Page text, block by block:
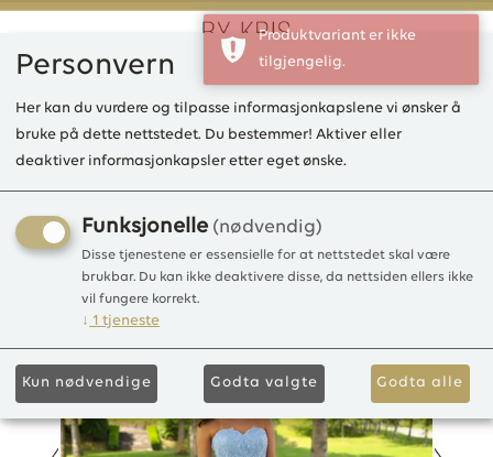
0
KB Franka lang kjole Tulle
Tulle glittery
Personvern
Her kan du vurdere og tilpasse informasjonkapslene vi ønsker å
bruke på dette nettstedet. Du bestemmer! Aktiver eller
deaktiver informasjonkapsler etter eget ønske.
Funksjonelle (nødvendig)
Disse tjenestene er essensielle for at nettstedet skal være
brukbar. Du kan ikke deaktivere disse, da nettsiden ellers ikke
vil fungere korrekt.
↓ 1 tjeneste
Kun nødvendige Godta valgte Godta alle
Produktvariant er ikke
tilgjengelig.